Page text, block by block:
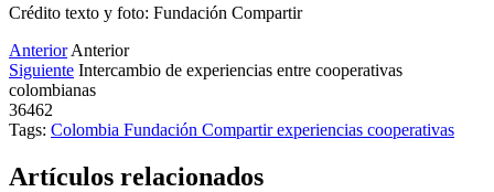
Crédito texto y foto: Fundación Compartir
Anterior Anterior
Siguiente Intercambio de experiencias entre cooperativas
colombianas
36462
Tags: Colombia Fundación Compartirexperiencias cooperativas
Artículos relacionados